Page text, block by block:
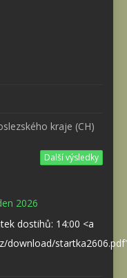
kraje (CH)
Další výsledky
2026
dostihů: 14:00 <a
download/